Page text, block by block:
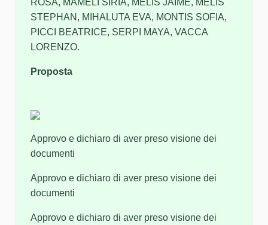
ROSA, MAMELI SIRIA, MELIS JAIME, MELIS
STEPHAN, MIHALUTA EVA, MONTIS SOFIA,
PICCI BEATRICE, SERPI MAYA, VACCA
LORENZO.
Proposta
Approvo e dichiaro di aver preso visione dei
documenti
Approvo e dichiaro di aver preso visione dei
documenti
Approvo e dichiaro di aver preso visione dei